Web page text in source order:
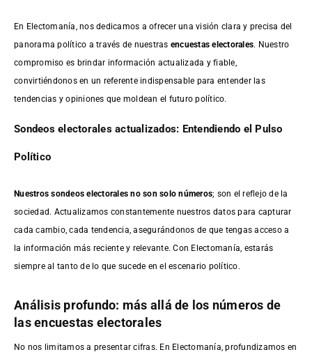
En Electomanía, nos dedicamos a ofrecer una visión clara y precisa del
panorama político a través de nuestras encuestas electorales. Nuestro
compromiso es brindar información actualizada y fiable,
convirtiéndonos en un referente indispensable para entender las
tendencias y opiniones que moldean el futuro político.
Sondeos electorales actualizados: Entendiendo el Pulso
Político
Nuestros sondeos electorales no son solo números; son el reflejo de la
sociedad. Actualizamos constantemente nuestros datos para capturar
cada cambio, cada tendencia, asegurándonos de que tengas acceso a
la información más reciente y relevante. Con Electomanía, estarás
siempre al tanto de lo que sucede en el escenario político.
Análisis profundo: más allá de los números de
las encuestas electorales
No nos limitamos a presentar cifras. En Electomanía, profundizamos en